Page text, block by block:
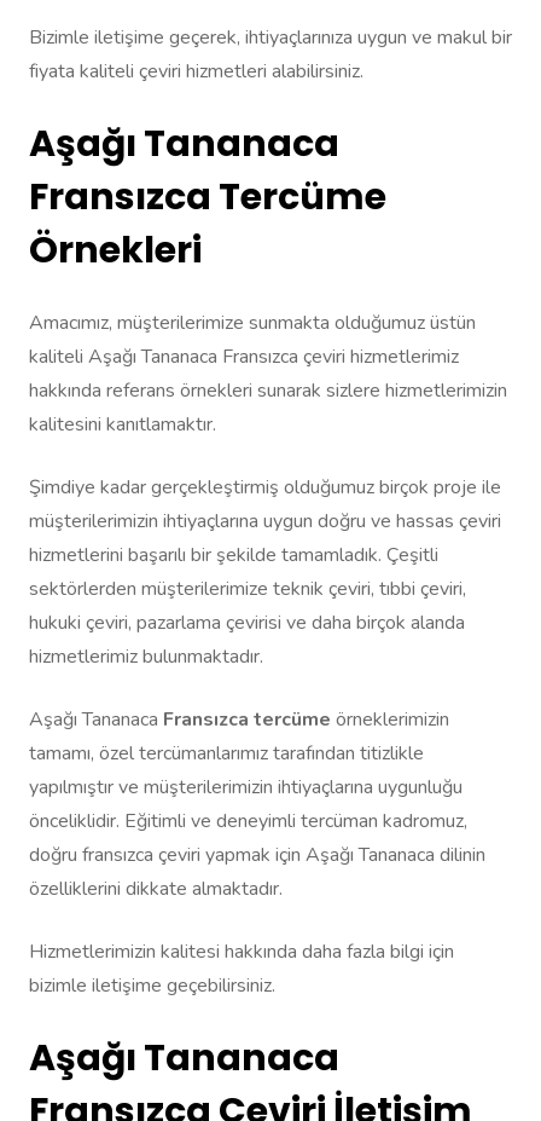
Bizimle iletişime geçerek, ihtiyaçlarınıza uygun ve makul bir
fiyata kaliteli çeviri hizmetleri alabilirsiniz.
Aşağı Tananaca
Fransızca Tercüme
Örnekleri
Amacımız, müşterilerimize sunmakta olduğumuz üstün
kaliteli Aşağı Tananaca Fransızca çeviri hizmetlerimiz
hakkında referans örnekleri sunarak sizlere hizmetlerimizin
kalitesini kanıtlamaktır.
Şimdiye kadar gerçekleştirmiş olduğumuz birçok proje ile
müşterilerimizin ihtiyaçlarına uygun doğru ve hassas çeviri
hizmetlerini başarılı bir şekilde tamamladık. Çeşitli
sektörlerden müşterilerimize teknik çeviri, tıbbi çeviri,
hukuki çeviri, pazarlama çevirisi ve daha birçok alanda
hizmetlerimiz bulunmaktadır.
Aşağı Tananaca Fransızca tercüme örneklerimizin
tamamı, özel tercümanlarımız tarafından titizlikle
yapılmıştır ve müşterilerimizin ihtiyaçlarına uygunluğu
önceliklidir. Eğitimli ve deneyimli tercüman kadromuz,
doğru fransızca çeviri yapmak için Aşağı Tananaca dilinin
özelliklerini dikkate almaktadır.
Hizmetlerimizin kalitesi hakkında daha fazla bilgi için
bizimle iletişime geçebilirsiniz.
Aşağı Tananaca